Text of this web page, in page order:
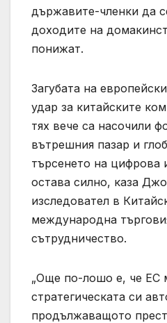
държавите-членки да
доходите на
понижат.
Загубата на
удар за китайските
тях вече са насочили
вътрешния пазар и
търсенето на цифрова
остава силно, каза
изследовател в
международна
сътрудничество.
„Още по-лошо е, че ЕС
стратегическата си
продължаващото